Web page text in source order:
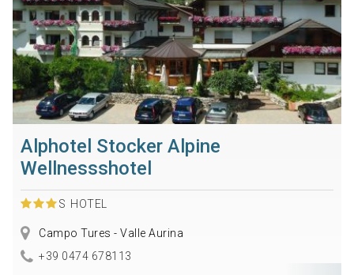
Alphotel Stocker Alpine
Wellnessshotel
S HOTEL
Campo Tures - Valle Aurina
+39 0474 678113